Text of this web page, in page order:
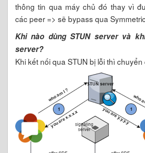
thông tin qua máy chủ đó thay vì
các peer => sẽ bypass qua
Khi nào dùng STUN server và
server?
Khi kết nối qua STUN bị lỗi thì